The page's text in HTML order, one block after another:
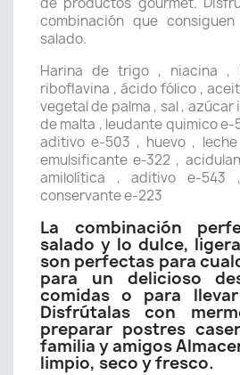
combinación que
salado.
Harina de trigo , niacina ,
riboflavina , ácido fólico ,
vegetal de palma , sal ,
de malta , leudante quimico e-
aditivo e-503 , huevo ,
emulsificante e-322 ,
amilolítica , aditivo e-543
conservante e-223
La combinación
salado y lo dulce,
son perfectas para
para un delicioso
comidas o para
Disfrútalas con
preparar postres
familia y amigos
limpio, seco y fresco.